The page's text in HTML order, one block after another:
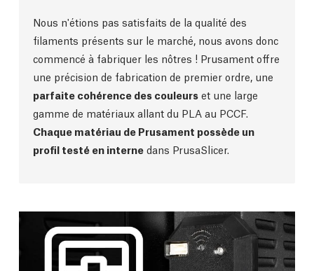
Nous n'étions pas satisfaits de la qualité des
filaments présents sur le marché, nous avons donc
commencé à fabriquer les nôtres ! Prusament offre
une précision de fabrication de premier ordre, une
parfaite cohérence des couleurs et une large
gamme de matériaux allant du PLA au PCCF.
Chaque matériau de Prusament possède un
profil testé en interne dans PrusaSlicer.